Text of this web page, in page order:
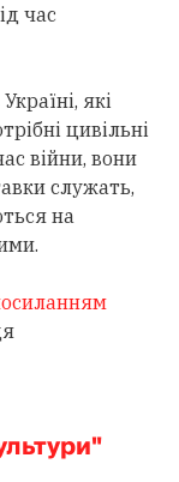
час
які
цивільні
війни, вони
служать,
на